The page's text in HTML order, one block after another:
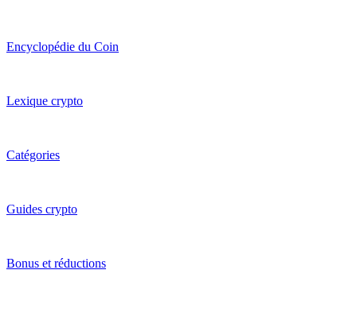
Encyclopédie du Coin
Lexique crypto
Catégories
Guides crypto
Bonus et réductions